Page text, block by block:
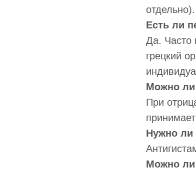
отдельно).
Есть ли
Да. Часто
грецкий
Можно ли
При
Нужно ли
Можно ли